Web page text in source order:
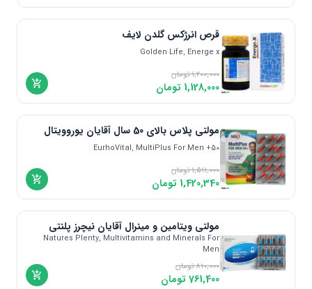
قرص انرژکس گلدن لایف
Golden Life, Energe x
1,200,000تومان
1,128,000 تومان
مولتی پلاس بالای 50 سال آقایان یوروویتال
EurhoVital, MultiPlus For Men +50
1,511,000تومان
1,420,340 تومان
مولتی ویتامین و مینرال آقایان نیچرز پلنتی
Natures Plenty, Multivitamins and Minerals For
Men
810,000تومان
761,400 تومان